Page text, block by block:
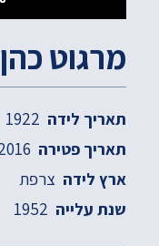
מרגוט כהן
תאריך לידה
תאריך פטירה
ארץ לידה צרפת
שנת עלייה